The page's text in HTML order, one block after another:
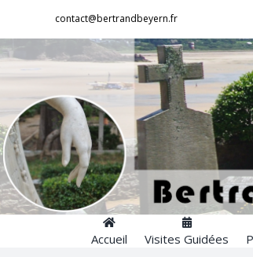
contenu
contact@bertrandbeyern.fr
Accueil Visites Guidées